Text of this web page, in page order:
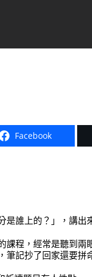
Facebook
是誰上的？」，講出
課程，經常是聽到
筆記抄了回家還要拼